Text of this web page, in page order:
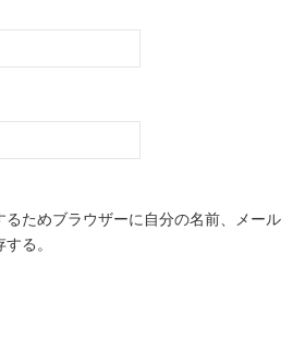
るためブラウザーに自分の名前、メール
る。